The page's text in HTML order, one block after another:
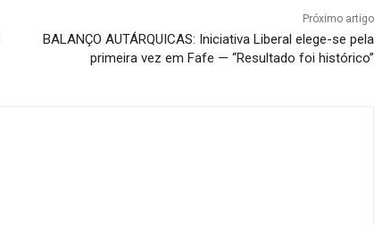
Próximo artigo
BALANÇO AUTÁRQUICAS: Iniciativa Liberal elege-se pela
primeira vez em Fafe — “Resultado foi histórico”